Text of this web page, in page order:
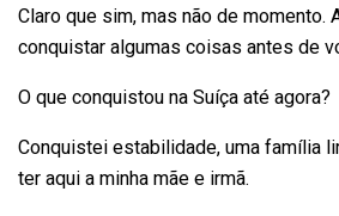
Claro que sim, mas não de momento.
conquistar algumas coisas antes de
O que conquistou na Suíça até agora?
Conquistei estabilidade, uma família
ter aqui a minha mãe e irmã.